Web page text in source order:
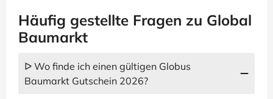
Häufig gestellte Fragen zu Global
Baumarkt
ᐅ Wo finde ich einen gültigen Globus
Baumarkt Gutschein 2026?